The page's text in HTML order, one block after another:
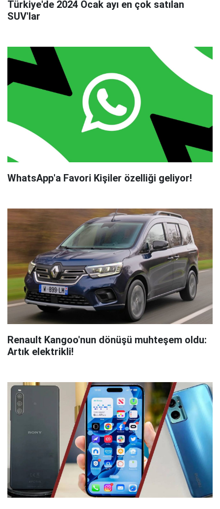
Türkiye'de 2024 Ocak ayı en çok satılan
SUV'lar
WhatsApp'a Favori Kişiler özelliği geliyor!
Renault Kangoo'nun dönüşü muhteşem oldu:
Artık elektrikli!